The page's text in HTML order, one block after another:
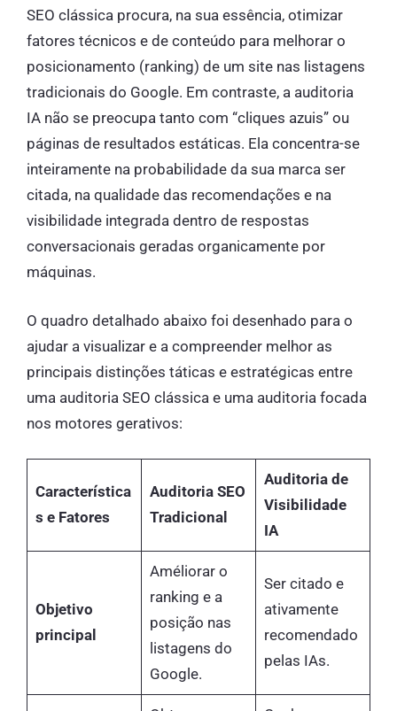
SEO clássica procura, na sua essência, otimizar
fatores técnicos e de conteúdo para melhorar o
posicionamento (ranking) de um site nas listagens
tradicionais do Google. Em contraste, a auditoria
IA não se preocupa tanto com “cliques azuis” ou
páginas de resultados estáticas. Ela concentra-se
inteiramente na probabilidade da sua marca ser
citada, na qualidade das recomendações e na
visibilidade integrada dentro de respostas
conversacionais geradas organicamente por
máquinas.
O quadro detalhado abaixo foi desenhado para o
ajudar a visualizar e a compreender melhor as
principais distinções táticas e estratégicas entre
uma auditoria SEO clássica e uma auditoria focada
nos motores gerativos:
Característica
s e Fatores
Auditoria SEO
Tradicional
Auditoria de
Visibilidade
IA
Objetivo
principal
Améliorar o
ranking e a
posição nas
listagens do
Google.
Ser citado e
ativamente
recomendado
pelas IAs.